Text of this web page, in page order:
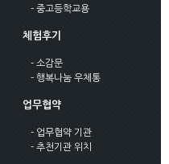
- 중고등학교용
체험후기
- 소감문
- 행복나눔 우체통
업무협약
- 업무협약 기관
- 추천기관 위치